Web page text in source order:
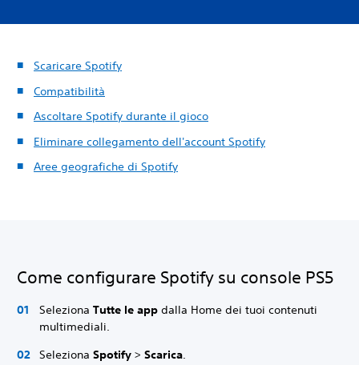
Scaricare Spotify
Compatibilità
Ascoltare Spotify durante il gioco
Eliminare collegamento dell'account Spotify
Aree geografiche di Spotify
Come configurare Spotify su console PS5
Seleziona Tutte le app dalla Home dei tuoi contenuti
multimediali.
Seleziona Spotify > Scarica.